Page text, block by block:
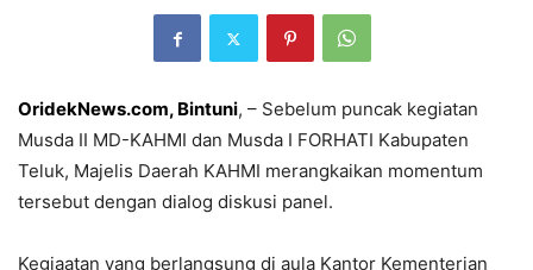
OridekNews.com, Bintuni, – Sebelum puncak kegiatan
Musda II MD-KAHMI dan Musda I FORHATI Kabupaten
Teluk, Majelis Daerah KAHMI merangkaikan momentum
tersebut dengan dialog diskusi panel.
Kegiaatan yang berlangsung di aula Kantor Kementerian